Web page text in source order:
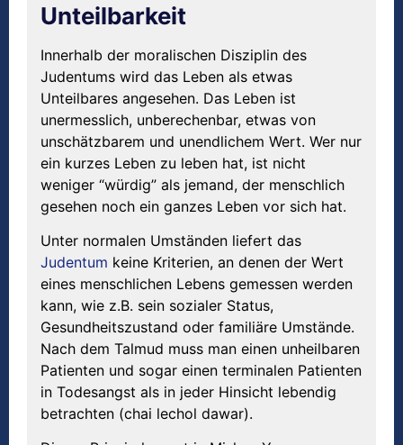
Unteilbarkeit
Innerhalb der moralischen Disziplin des
Judentums wird das Leben als etwas
Unteilbares angesehen. Das Leben ist
unermesslich, unberechenbar, etwas von
unschätzbarem und unendlichem Wert. Wer nur
ein kurzes Leben zu leben hat, ist nicht
weniger “würdig” als jemand, der menschlich
gesehen noch ein ganzes Leben vor sich hat.
Unter normalen Umständen liefert das
Judentum keine Kriterien, an denen der Wert
eines menschlichen Lebens gemessen werden
kann, wie z.B. sein sozialer Status,
Gesundheitszustand oder familiäre Umstände.
Nach dem Talmud muss man einen unheilbaren
Patienten und sogar einen terminalen Patienten
in Todesangst als in jeder Hinsicht lebendig
betrachten (chai lechol dawar).